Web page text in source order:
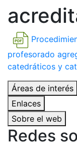
profesorado
catedráticos y
Áreas de interés
Enlaces
Sobre el web
Redes